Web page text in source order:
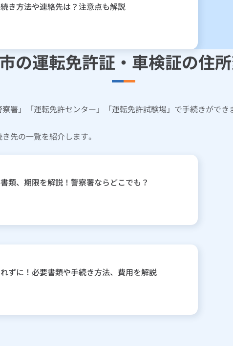
き方法や連絡先は？注意点も解説
の運転免許証・車検証の住
署」「運転免許センター」「運転免許試験場」で手続きができ
先の一覧を紹介します。
類、期限を解説！警察署ならどこでも？
ずに！必要書類や手続き方法、費用を解説